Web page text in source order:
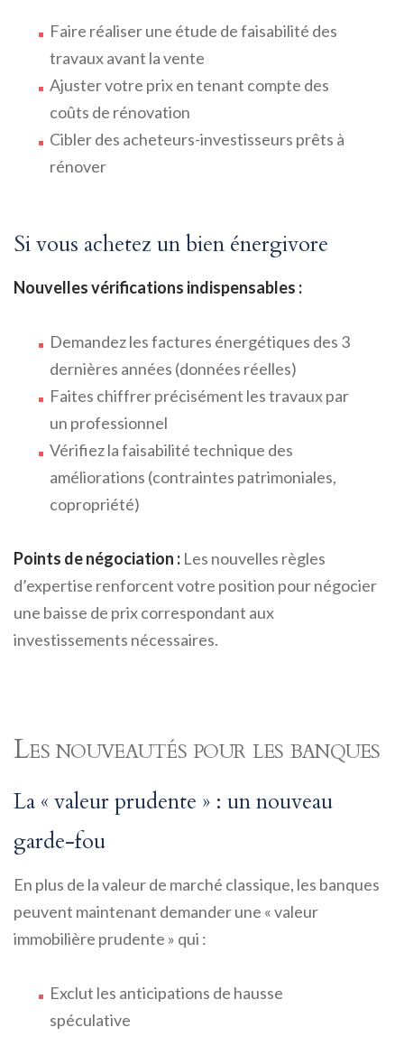
Faire réaliser une étude de faisabilité des
travaux avant la vente
Ajuster votre prix en tenant compte des
coûts de rénovation
Cibler des acheteurs-investisseurs prêts à
rénover
Si vous achetez un bien énergivore
Nouvelles vérifications indispensables :
Demandez les factures énergétiques des 3
dernières années (données réelles)
Faites chiffrer précisément les travaux par
un professionnel
Vérifiez la faisabilité technique des
améliorations (contraintes patrimoniales,
copropriété)
Points de négociation : Les nouvelles règles
d’expertise renforcent votre position pour négocier
une baisse de prix correspondant aux
investissements nécessaires.
Les nouveautés pour les banques
La « valeur prudente » : un nouveau
garde-fou
En plus de la valeur de marché classique, les banques
peuvent maintenant demander une « valeur
immobilière prudente » qui :
Exclut les anticipations de hausse
spéculative